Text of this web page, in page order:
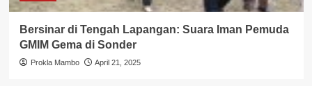
Bersinar di Tengah Lapangan: Suara Iman Pemuda
GMIM Gema di Sonder
Prokla Mambo April 21, 2025